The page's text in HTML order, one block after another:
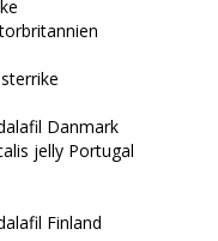
Danmark
jelly Portugal
Finland